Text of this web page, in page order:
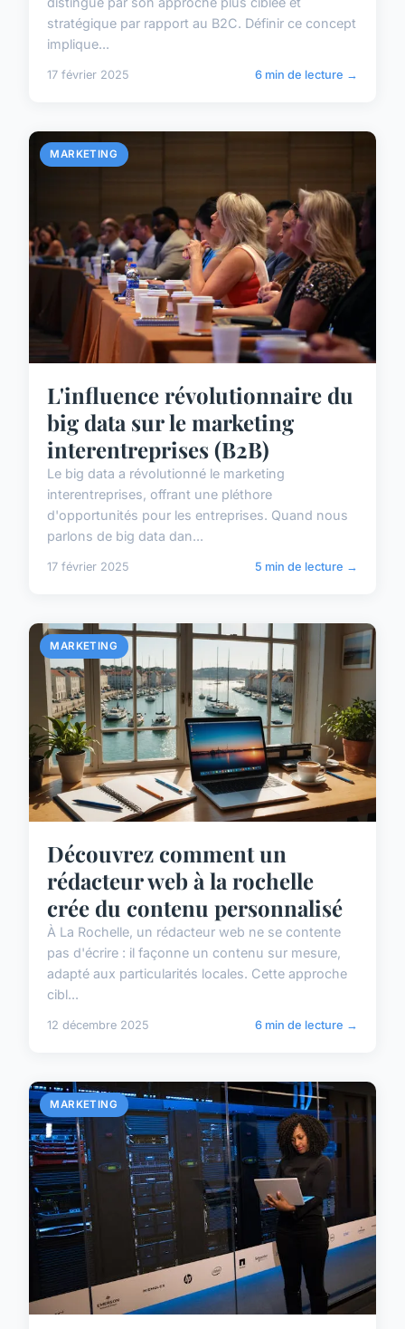
stratégique par rapport au B2C. Définir ce concept
implique...
17 février 2025 6 min de lecture →
MARKETING
L'influence révolutionnaire du
big data sur le marketing
interentreprises (B2B)
Le big data a révolutionné le marketing
interentreprises, offrant une pléthore
d'opportunités pour les entreprises. Quand nous
parlons de big data dan...
17 février 2025 5 min de lecture →
MARKETING
Découvrez comment un
rédacteur web à la rochelle
crée du contenu personnalisé
À La Rochelle, un rédacteur web ne se contente
pas d'écrire : il façonne un contenu sur mesure,
adapté aux particularités locales. Cette approche
cibl...
12 décembre 2025 6 min de lecture →
MARKETING